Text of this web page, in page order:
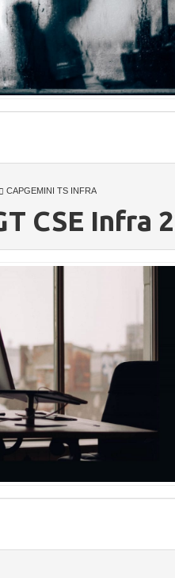
CAPGEMINI TS INFRA
CSE Infra